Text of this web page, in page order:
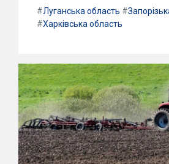
#Луганська область #
#Харківська область